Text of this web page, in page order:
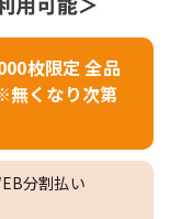
枚限定 全品
無くなり次第
分割払い